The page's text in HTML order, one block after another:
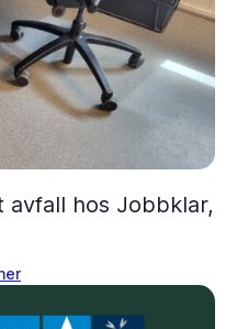
avfall hos Jobbklar,